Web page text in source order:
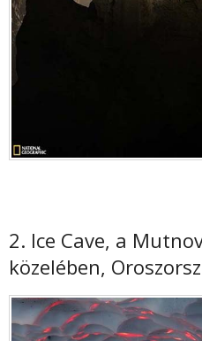
2. Ice Cave, a
közelében,